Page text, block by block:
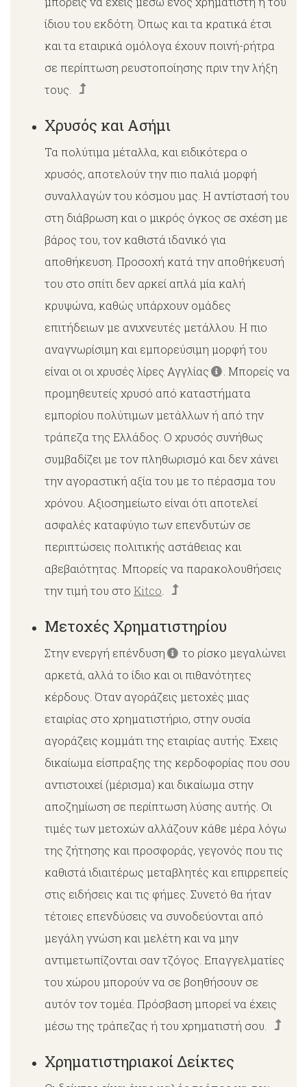
ίδιου του εκδότη. Όπως και τα κρατικά έτσι
και τα εταιρικά ομόλογα έχουν ποινή-ρήτρα
σε περίπτωση ρευστοποίησης πριν την λήξη
τους.
Χρυσός και Ασήμι
Τα πολύτιμα μέταλλα, και ειδικότερα ο
χρυσός, αποτελούν την πιο παλιά μορφή
συναλλαγών του κόσμου μας. Η αντίστασή του
στη διάβρωση και ο μικρός όγκος σε σχέση με
βάρος του, τον καθιστά ιδανικό για
αποθήκευση. Προσοχή κατά την αποθήκευσή
του στο σπίτι δεν αρκεί απλά μία καλή
κρυψώνα, καθώς υπάρχουν ομάδες
επιτήδειων με ανιχνευτές μετάλλου. Η πιο
αναγνωρίσιμη και εμπορεύσιμη μορφή του
είναι οι οι χρυσές λίρες Αγγλίας
. Μπορείς να
προμηθευτείς χρυσό από καταστήματα
εμπορίου πολύτιμων μετάλλων ή από την
τράπεζα της Ελλάδος. Ο χρυσός συνήθως
συμβαδίζει με τον πληθωρισμό και δεν χάνει
την αγοραστική αξία του με το πέρασμα του
χρόνου. Αξιοσημείωτο είναι ότι αποτελεί
ασφαλές καταφύγιο των επενδυτών σε
περιπτώσεις πολιτικής αστάθειας και
αβεβαιότητας. Μπορείς να παρακολουθήσεις
την τιμή του στο Kitco
Μετοχές Χρηματιστηρίου
Στην ενεργή επένδυση
το ρίσκο μεγαλώνει
αρκετά, αλλά το ίδιο και οι πιθανότητες
κέρδους. Όταν αγοράζεις μετοχές μιας
εταιρίας στο χρηματιστήριο, στην ουσία
αγοράζεις κομμάτι της εταιρίας αυτής. Έχεις
δικαίωμα είσπραξης της κερδοφορίας που σου
αντιστοιχεί (μέρισμα) και δικαίωμα στην
αποζημίωση σε περίπτωση λύσης αυτής. Οι
τιμές των μετοχών αλλάζουν κάθε μέρα λόγω
της ζήτησης και προσφοράς, γεγονός που τις
καθιστά ιδιαιτέρως μεταβλητές και επιρρεπείς
στις ειδήσεις και τις φήμες. Συνετό θα ήταν
τέτοιες επενδύσεις να συνοδεύονται από
μεγάλη γνώση και μελέτη και να μην
αντιμετωπίζονται σαν τζόγος. Επαγγελματίες
του χώρου μπορούν να σε βοηθήσουν σε
αυτόν τον τομέα. Πρόσβαση μπορεί να έχεις
μέσω της τράπεζας ή του χρηματιστή σου.
Χρηματιστηριακοί Δείκτες